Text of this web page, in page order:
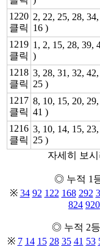
1220
클릭
2, 22, 25, 28,
16 )
1219
클릭
1, 2, 15, 28, 39,
)
1218
클릭
3, 28, 31, 32,
25 )
1217
클릭
8, 10, 15, 20,
41 )
1216
클릭
3, 10, 14, 15,
25 )
자세히 보
◎ 누적 1
※ 34 92 122 168 292
824 920
◎ 누적 2등
※ 7 14 15 28 35 41 53